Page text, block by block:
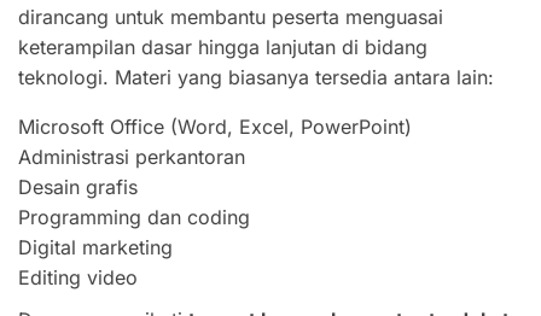
dirancang untuk membantu peserta menguasai
keterampilan dasar hingga lanjutan di bidang
teknologi. Materi yang biasanya tersedia antara lain:
Microsoft Office (Word, Excel, PowerPoint)
Administrasi perkantoran
Desain grafis
Programming dan coding
Digital marketing
Editing video